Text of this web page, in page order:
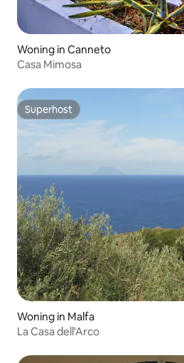
Woning in Canneto
Casa Mimosa
Superhost
Superhost
Woning in Malfa
La Casa dell'Arco